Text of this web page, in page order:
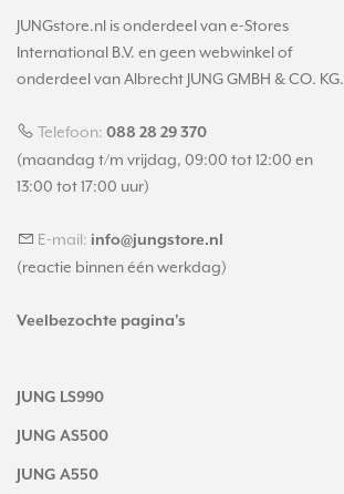
JUNGstore.nl is onderdeel van e-Stores
International B.V. en geen webwinkel of
onderdeel van Albrecht JUNG GMBH & CO. KG.
Telefoon: 088 28 29 370
(maandag t/m vrijdag, 09:00 tot 12:00 en
13:00 tot 17:00 uur)
E-mail: info@jungstore.nl
(reactie binnen één werkdag)
Veelbezochte pagina's
JUNG LS990
JUNG AS500
JUNG A550